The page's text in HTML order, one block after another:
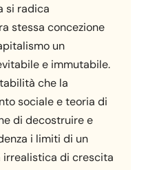
si radica
stessa concezione
un
e immutabile.
che la
sociale e teoria di
di decostruire e
i limiti di un
irrealistica di crescita